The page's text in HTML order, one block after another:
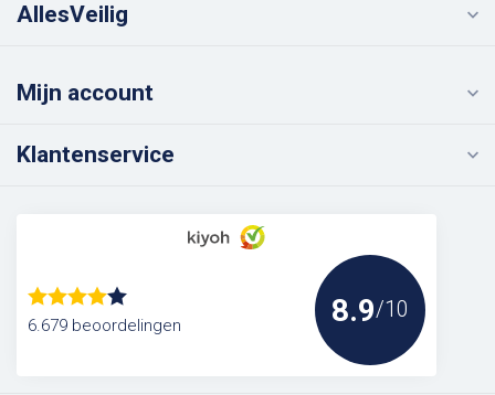
AllesVeilig
Mijn account
Klantenservice
6.679 beoordelingen 8.9/10